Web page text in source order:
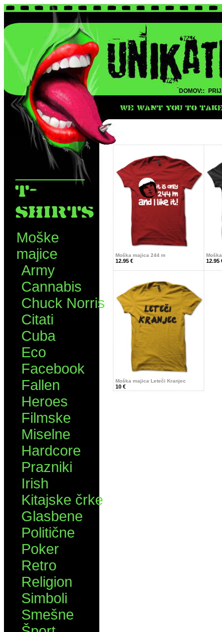
DOMOV::
WE WANT YOU TO
T-
SHIRTS
Moške
majice
Army
Cannabis
Chuck Norris
Citati
Cuba
Eco
Facebook
Fallen
Heroes
Filmske
Miselne
Hardcore
Prazniki
Irish
Kitajske črke
Glasbene
Politične
Poker
Retro
Religion
Simboli
Smešne
Moška majica 244 m
12.95 € 12.95
Moška majica Leteči Kranjec
10 €